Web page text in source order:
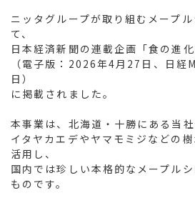
ニッタグループが取り組むメープ
て、
日本経済新聞の連載企画「食の進化
（電子版：2026年4月27日、日
日）
に掲載されました。
本事業は、北海道・十勝にある当
イタヤカエデやヤマモミジなどの
活用し、
国内では珍しい本格的なメープル
ものです。